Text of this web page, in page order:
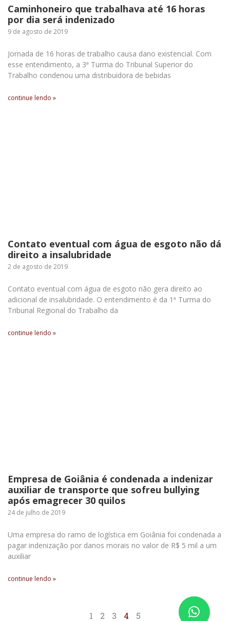
Caminhoneiro que trabalhava até 16 horas
por dia será indenizado
9 de agosto de 2019
Jornada de 16 horas de trabalho causa dano existencial. Com
esse entendimento, a 3ª Turma do Tribunal Superior do
Trabalho condenou uma distribuidora de bebidas
continue lendo »
Contato eventual com água de esgoto não dá
direito a insalubridade
2 de agosto de 2019
Contato eventual com água de esgoto não gera direito ao
adicional de insalubridade. O entendimento é da 1ª Turma do
Tribunal Regional do Trabalho da
continue lendo »
Empresa de Goiânia é condenada a indenizar
auxiliar de transporte que sofreu bullying
após emagrecer 30 quilos
24 de julho de 2019
Uma empresa do ramo de logística em Goiânia foi condenada a
pagar indenização por danos morais no valor de R$ 5 mil a um
auxiliar
continue lendo »
1 2 3 4 5